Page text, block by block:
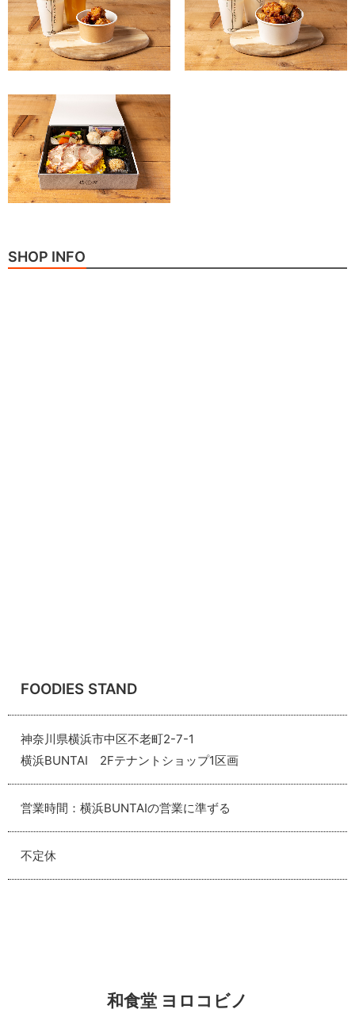
SHOP INFO
FOODIES STAND
神奈川県横浜市中区不老町2-7-1
横浜BUNTAI 2Fテナントショップ1区画
営業時間：横浜BUNTAIの営業に準ずる
不定休
和食堂 ヨロコビノ